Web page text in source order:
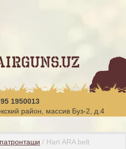
1950013
район, массив Буз-2, д.4
/ Hart ARA belt